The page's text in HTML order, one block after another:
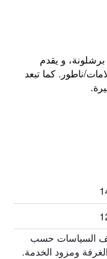
و يقدم
ناطور. كما تبعد
السياسات حسب
ومزود الخدمة.